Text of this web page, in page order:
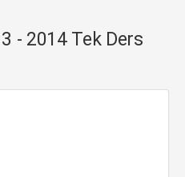
- 2014 Tek Ders